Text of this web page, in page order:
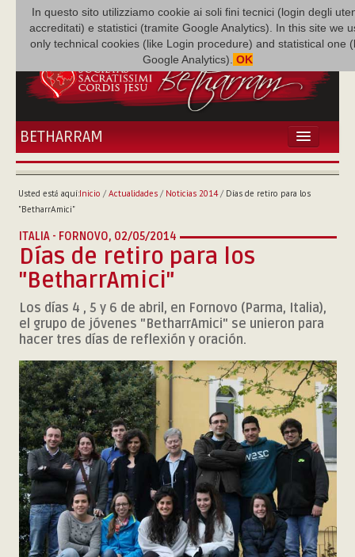
In questo sito utilizziamo cookie ai soli fini tecnici (login degli
accreditati) e statistici (tramite Google Analytics). In this site we
only technical cookies (like Login procedure) and statistical one
Google Analytics). OK
BETHARRAM
INICIO
BETHARRAM
MISIÓN
NEF
MULTIMEDIA
P. AUGUSTO ETCHECOPAR
Usted está aquí:Inicio / Actualidades/ Noticias 2014/ Días de retiro para los
"BetharrAmici"
ITALIA - FORNOVO, 02/05/2014
Días de retiro para los
"BetharrAmici"
Los días 4 , 5 y 6 de abril, en Fornovo (Parma, Italia),
el grupo de jóvenes "BetharrAmici" se unieron para
hacer tres días de reflexión y oración.